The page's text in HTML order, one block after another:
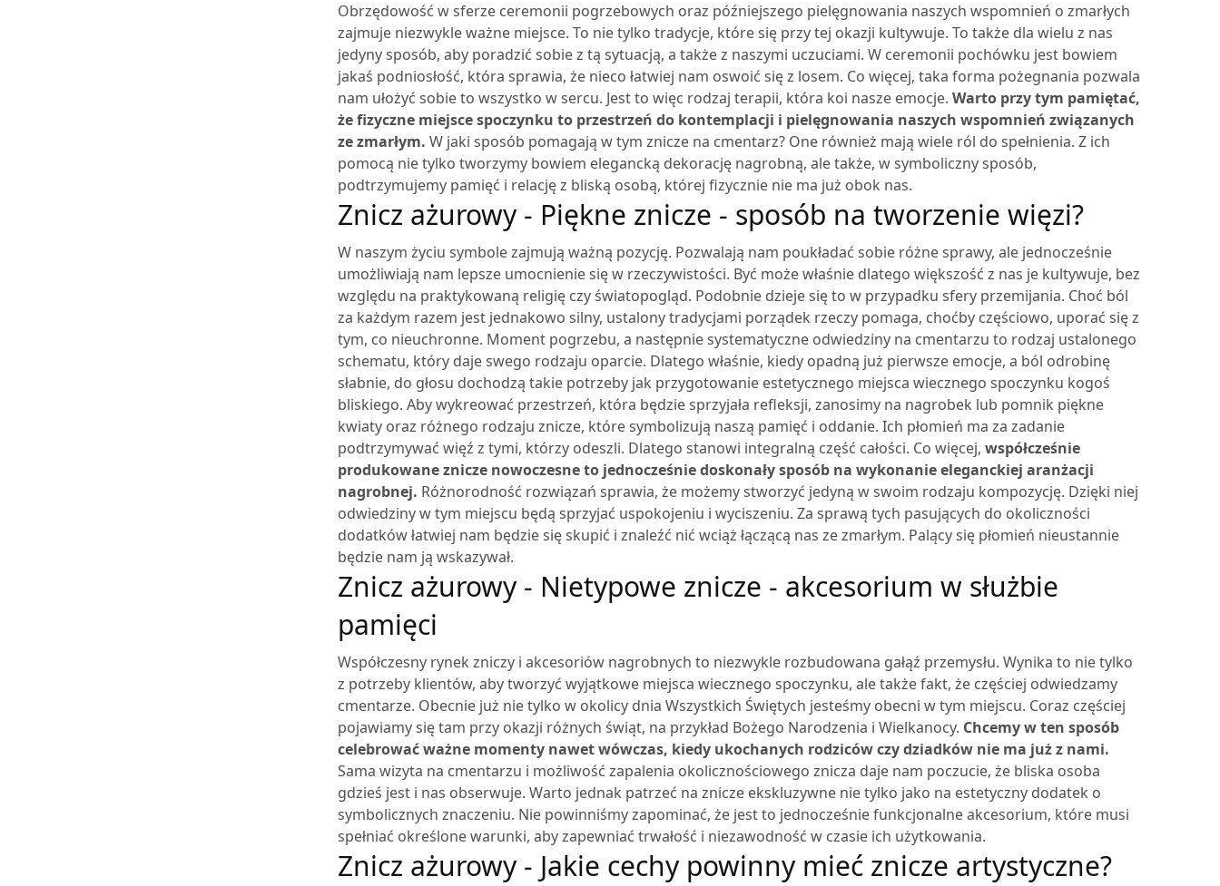
Obrzędowość w sferze ceremonii pogrzebowych oraz późniejszego pielęgnowania naszych wspomnień o zmarłych
zajmuje niezwykle ważne miejsce. To nie tylko tradycje, które się przy tej okazji kultywuje. To także dla wielu z nas
jedyny sposób, aby poradzić sobie z tą sytuacją, a także z naszymi uczuciami. W ceremonii pochówku jest bowiem
jakaś podniosłość, która sprawia, że nieco łatwiej nam oswoić się z losem. Co więcej, taka forma pożegnania pozwala
nam ułożyć sobie to wszystko w sercu. Jest to więc rodzaj terapii, która koi nasze emocje. Warto przy tym pamiętać,
że fizyczne miejsce spoczynku to przestrzeń do kontemplacji i pielęgnowania naszych wspomnień związanych
ze zmarłym. W jaki sposób pomagają w tym znicze na cmentarz? One również mają wiele ról do spełnienia. Z ich
pomocą nie tylko tworzymy bowiem elegancką dekorację nagrobną, ale także, w symboliczny sposób,
podtrzymujemy pamięć i relację z bliską osobą, której fizycznie nie ma już obok nas.
Znicz ażurowy - Piękne znicze - sposób na tworzenie więzi?
W naszym życiu symbole zajmują ważną pozycję. Pozwalają nam poukładać sobie różne sprawy, ale jednocześnie
umożliwiają nam lepsze umocnienie się w rzeczywistości. Być może właśnie dlatego większość z nas je kultywuje, bez
względu na praktykowaną religię czy światopogląd. Podobnie dzieje się to w przypadku sfery przemijania. Choć ból
za każdym razem jest jednakowo silny, ustalony tradycjami porządek rzeczy pomaga, choćby częściowo, uporać się z
tym, co nieuchronne. Moment pogrzebu, a następnie systematyczne odwiedziny na cmentarzu to rodzaj ustalonego
schematu, który daje swego rodzaju oparcie. Dlatego właśnie, kiedy opadną już pierwsze emocje, a ból odrobinę
słabnie, do głosu dochodzą takie potrzeby jak przygotowanie estetycznego miejsca wiecznego spoczynku kogoś
bliskiego. Aby wykreować przestrzeń, która będzie sprzyjała refleksji, zanosimy na nagrobek lub pomnik piękne
kwiaty oraz różnego rodzaju znicze, które symbolizują naszą pamięć i oddanie. Ich płomień ma za zadanie
podtrzymywać więź z tymi, którzy odeszli. Dlatego stanowi integralną część całości. Co więcej, współcześnie
produkowane znicze nowoczesne to jednocześnie doskonały sposób na wykonanie eleganckiej aranżacji
nagrobnej. Różnorodność rozwiązań sprawia, że możemy stworzyć jedyną w swoim rodzaju kompozycję. Dzięki niej
odwiedziny w tym miejscu będą sprzyjać uspokojeniu i wyciszeniu. Za sprawą tych pasujących do okoliczności
dodatków łatwiej nam będzie się skupić i znaleźć nić wciąż łączącą nas ze zmarłym. Palący się płomień nieustannie
będzie nam ją wskazywał.
Znicz ażurowy - Nietypowe znicze - akcesorium w służbie
pamięci
Współczesny rynek zniczy i akcesoriów nagrobnych to niezwykle rozbudowana gałąź przemysłu. Wynika to nie tylko
z potrzeby klientów, aby tworzyć wyjątkowe miejsca wiecznego spoczynku, ale także fakt, że częściej odwiedzamy
cmentarze. Obecnie już nie tylko w okolicy dnia Wszystkich Świętych jesteśmy obecni w tym miejscu. Coraz częściej
pojawiamy się tam przy okazji różnych świąt, na przykład Bożego Narodzenia i Wielkanocy. Chcemy w ten sposób
celebrować ważne momenty nawet wówczas, kiedy ukochanych rodziców czy dziadków nie ma już z nami.
Sama wizyta na cmentarzu i możliwość zapalenia okolicznościowego znicza daje nam poczucie, że bliska osoba
gdzieś jest i nas obserwuje. Warto jednak patrzeć na znicze ekskluzywne nie tylko jako na estetyczny dodatek o
symbolicznych znaczeniu. Nie powinniśmy zapominać, że jest to jednocześnie funkcjonalne akcesorium, które musi
spełniać określone warunki, aby zapewniać trwałość i niezawodność w czasie ich użytkowania.
Znicz ażurowy - Jakie cechy powinny mieć znicze artystyczne?